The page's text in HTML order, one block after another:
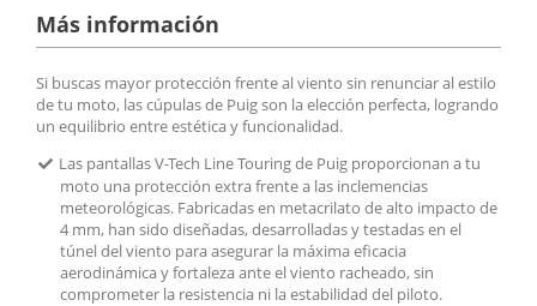
Más información
Si buscas mayor protección frente al viento sin renunciar al estilo
de tu moto, las cúpulas de Puig son la elección perfecta, logrando
un equilibrio entre estética y funcionalidad.
Las pantallas V-Tech Line Touring de Puig proporcionan a tu
moto una protección extra frente a las inclemencias
meteorológicas. Fabricadas en metacrilato de alto impacto de
4 mm, han sido diseñadas, desarrolladas y testadas en el
túnel del viento para asegurar la máxima eficacia
aerodinámica y fortaleza ante el viento racheado, sin
comprometer la resistencia ni la estabilidad del piloto.